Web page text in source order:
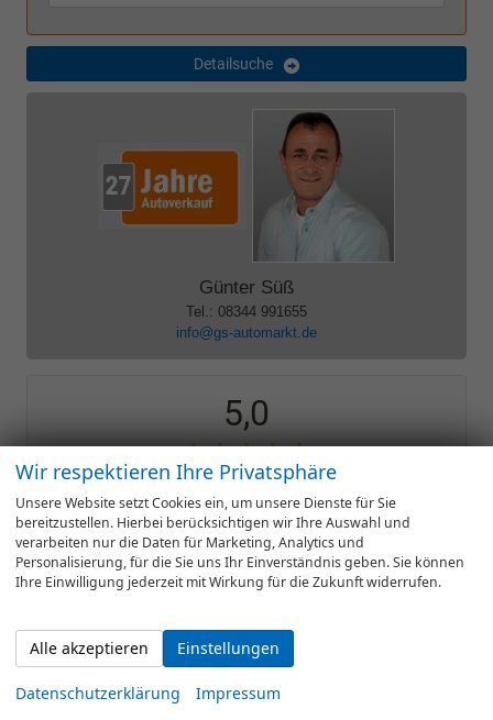
Detailsuche
Günter Süß
Tel.: 08344 991655
info@gs-automarkt.de
5,0
SEHR GUT
72 Bewertungen
Alle Bewertungen anzeigen >
Wir respektieren Ihre Privatsphäre
Unsere Website setzt Cookies ein, um unsere Dienste für Sie
bereitzustellen. Hierbei berücksichtigen wir Ihre Auswahl und
verarbeiten nur die Daten für Marketing, Analytics und
Personalisierung, für die Sie uns Ihr Einverständnis geben. Sie können
Ihre Einwilligung jederzeit mit Wirkung für die Zukunft widerrufen.
Alle akzeptieren Einstellungen
Datenschutzerklärung Impressum